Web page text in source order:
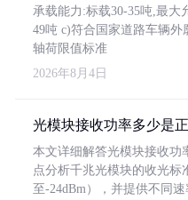
承载能力:标载30-35吨,最大
49吨 c)符合国家道路车辆外
轴荷限值标准
2026年8月4日
光模块接收功率多少是
本文详细解答光模块接收功
点分析千兆光模块的收光标
至-24dBm），并提供不同